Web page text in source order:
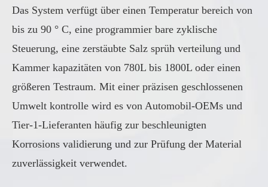
Das System verfügt über einen Temperatur bereich von
bis zu 90 ° C, eine programmier bare zyklische
Steuerung, eine zerstäubte Salz sprüh verteilung und
Kammer kapazitäten von 780L bis 1800L oder einen
größeren Testraum. Mit einer präzisen geschlossenen
Umwelt kontrolle wird es von Automobil-OEMs und
Tier-1-Lieferanten häufig zur beschleunigten
Korrosions validierung und zur Prüfung der Material
zuverlässigkeit verwendet.